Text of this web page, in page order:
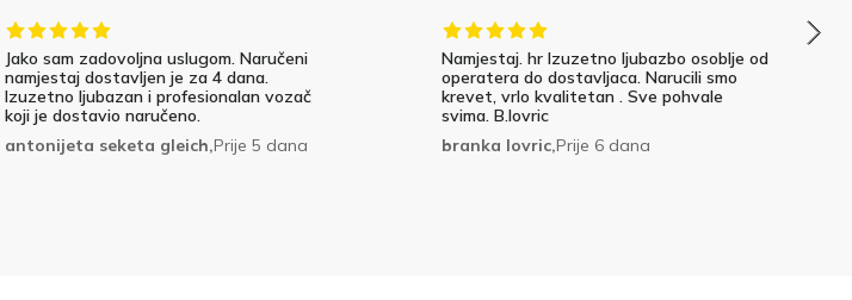
Jako sam zadovoljna uslugom. Naručeni
namjestaj dostavljen je za 4 dana.
Izuzetno ljubazan i profesionalan vozač
koji je dostavio naručeno.
antonijeta seketa gleich,Prije 5 dana
Namjestaj. hr Izuzetno ljubazbo osoblje od
operatera do dostavljaca. Narucili smo
krevet, vrlo kvalitetan . Sve pohvale
svima. B.lovric
branka lovric,Prije 6 dana